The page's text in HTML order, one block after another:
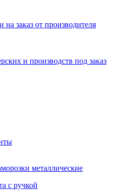
на заказ от производителя
и производств под заказ
металлические
с ручкой